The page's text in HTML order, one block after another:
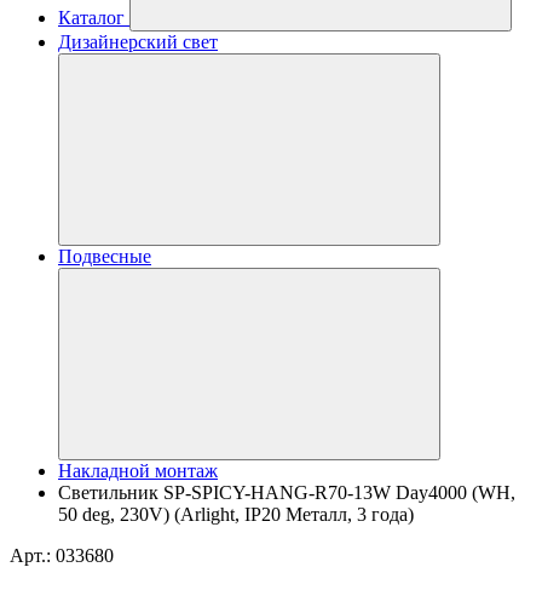
Каталог
Дизайнерский свет
Подвесные
Накладной монтаж
Светильник SP-SPICY-HANG-R70-13W Day4000 (WH,
50 deg, 230V) (Arlight, IP20 Металл, 3 года)
Арт.: 033680